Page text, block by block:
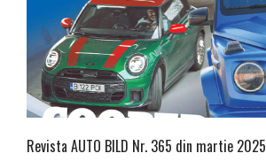
Revista AUTO BILD Nr. 365 din martie 2025